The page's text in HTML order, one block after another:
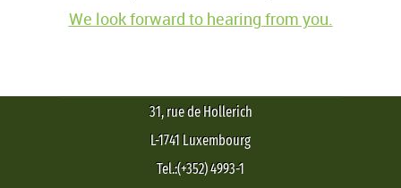
We look forward to hearing from you.
31, rue de Hollerich
L-1741 Luxembourg
Tel.:(+352) 4993-1